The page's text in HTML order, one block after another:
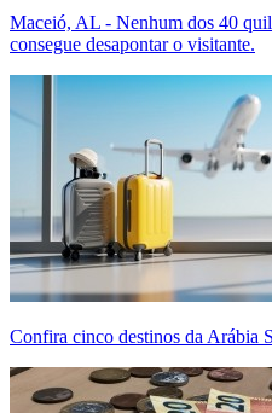
Maceió, AL - Nenhum dos 40
consegue desapontar o visitante.
Confira cinco destinos da Arábia